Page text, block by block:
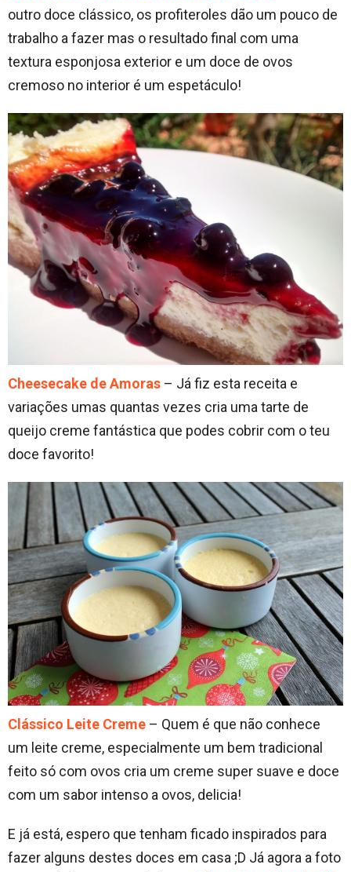
outro doce clássico, os profiteroles dão um pouco de
trabalho a fazer mas o resultado final com uma
textura esponjosa exterior e um doce de ovos
cremoso no interior é um espetáculo!
Cheesecake de Amoras – Já fiz esta receita e
variações umas quantas vezes cria uma tarte de
queijo creme fantástica que podes cobrir com o teu
doce favorito!
Clássico Leite Creme – Quem é que não conhece
um leite creme, especialmente um bem tradicional
feito só com ovos cria um creme super suave e doce
com um sabor intenso a ovos, delicia!
E já está, espero que tenham ficado inspirados para
fazer alguns destes doces em casa ;D Já agora a foto